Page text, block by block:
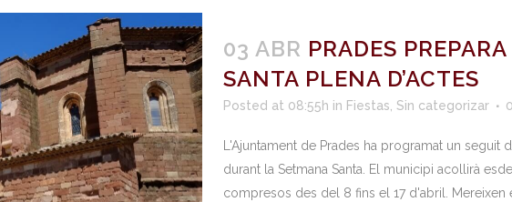
03 ABR PRADES
SANTA PLENA D’ACTES
Posted at 08:55h in Fiestas Sin categorizar 0
L'Ajuntament de Prades ha programat un seguit
durant la Setmana Santa. El municipi acollirà
compresos des del 8 fins el 17 d'abril. Mereixen